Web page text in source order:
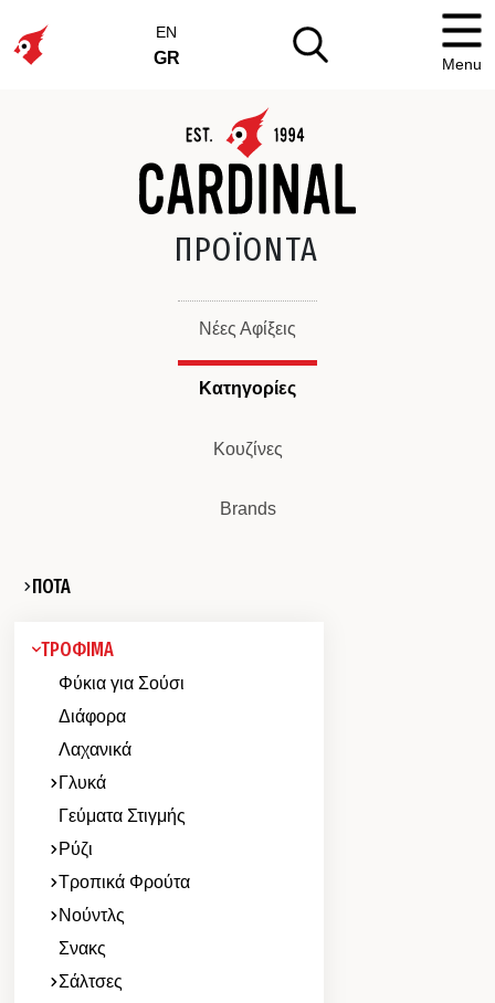
EN
GR Menu
ΠΡΟΪΟΝΤΑ
Νέες Αφίξεις
Κατηγορίες
Κουζίνες
Brands
ΠΟΤΑ
ΤΡΟΦΙΜΑ
Φύκια για Σούσι
Διάφορα
Λαχανικά
Γλυκά
Γεύματα Στιγμής
Ρύζι
Τροπικά Φρούτα
Νούντλς
Σνακς
Σάλτσες